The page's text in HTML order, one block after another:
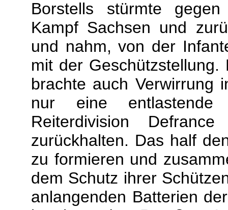
Borstells stürmte
Kampf Sachsen und
und nahm, von der
mit der Geschützstellung.
brachte auch Verwirrung
nur eine
Reiterdivision
zurückhalten. Das half
zu formieren und
dem Schutz ihrer
anlangenden Batterien